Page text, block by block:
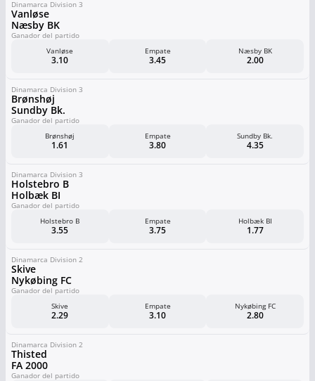
Dinamarca Division 3
Vanløse
Næsby BK
Ganador del partido
Vanløse
3.10
Empate
3.45
Næsby BK
2.00
Dinamarca Division 3
Brønshøj
Sundby Bk.
Ganador del partido
Brønshøj
1.61
Empate
3.80
Sundby Bk.
4.35
Dinamarca Division 3
Holstebro B
Holbæk BI
Ganador del partido
Holstebro B
3.55
Empate
3.75
Holbæk BI
1.77
Dinamarca Division 2
Skive
Nykøbing FC
Ganador del partido
Skive
2.29
Empate
3.10
Nykøbing FC
2.80
Dinamarca Division 2
Thisted
FA 2000
Ganador del partido